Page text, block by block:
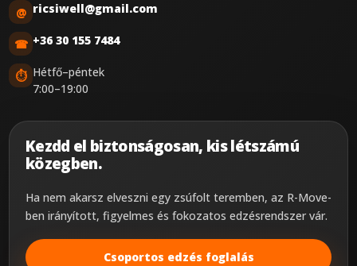
@ ricsiwell@gmail.com
☎ +36 30 155 7484
⏱ Hétfő–péntek
7:00–19:00
Kezdd el biztonságosan, kis létszámú
közegben.
Ha nem akarsz elveszni egy zsúfolt teremben, az R-Move-
ben irányított, figyelmes és fokozatos edzésrendszer vár.
Csoportos edzés foglalás